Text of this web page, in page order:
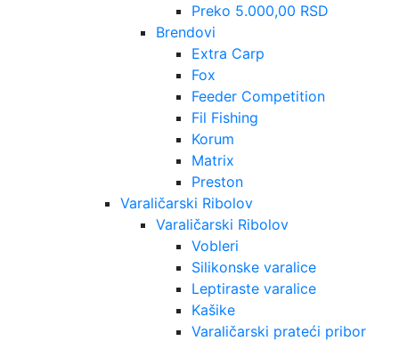
Preko 5.000,00 RSD
Brendovi
Extra Carp
Fox
Feeder Competition
Fil Fishing
Korum
Matrix
Preston
Varaličarski Ribolov
Varaličarski Ribolov
Vobleri
Silikonske varalice
Leptiraste varalice
Kašike
Varaličarski prateći pribor